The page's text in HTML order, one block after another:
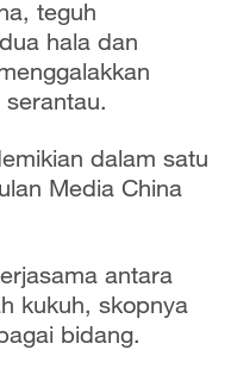
teguh
hala dan
dalam satu
Media China
antara
kukuh, skopnya
bidang.